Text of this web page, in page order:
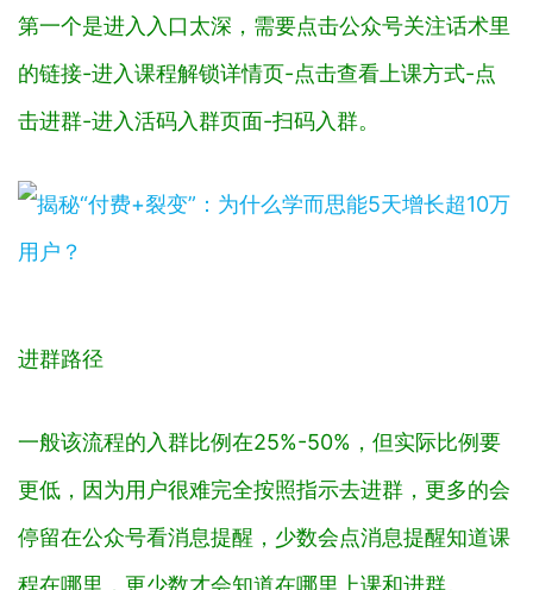
第一个是进入入口太深，需要点击公众号关注话术里
的链接-进入课程解锁详情页-点击查看上课方式-点
击进群-进入活码入群页面-扫码入群。
进群路径
一般该流程的入群比例在25%-50%，但实际比例要
更低，因为用户很难完全按照指示去进群，更多的会
停留在公众号看消息提醒，少数会点消息提醒知道课
程在哪里，更少数才会知道在哪里上课和进群。